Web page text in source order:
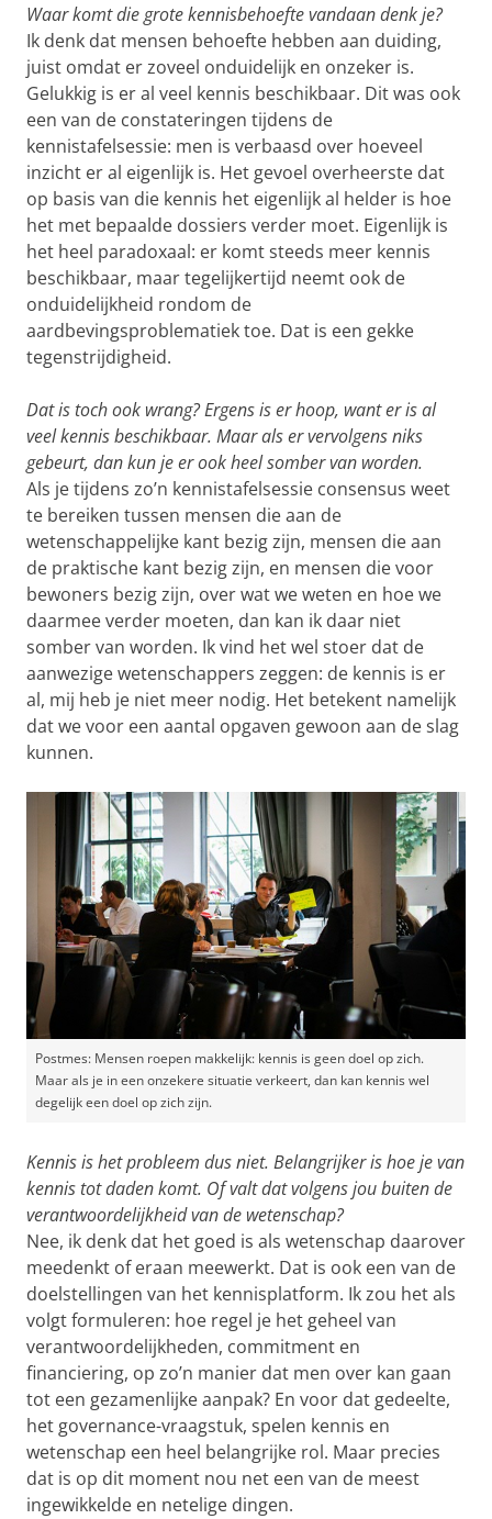
Waar komt die grote kennisbehoefte vandaan denk je?
Ik denk dat mensen behoefte hebben aan duiding,
juist omdat er zoveel onduidelijk en onzeker is.
Gelukkig is er al veel kennis beschikbaar. Dit was ook
een van de constateringen tijdens de
kennistafelsessie: men is verbaasd over hoeveel
inzicht er al eigenlijk is. Het gevoel overheerste dat
op basis van die kennis het eigenlijk al helder is hoe
het met bepaalde dossiers verder moet. Eigenlijk is
het heel paradoxaal: er komt steeds meer kennis
beschikbaar, maar tegelijkertijd neemt ook de
onduidelijkheid rondom de
aardbevingsproblematiek toe. Dat is een gekke
tegenstrijdigheid.
Dat is toch ook wrang? Ergens is er hoop, want er is al
veel kennis beschikbaar. Maar als er vervolgens niks
gebeurt, dan kun je er ook heel somber van worden.
Als je tijdens zo’n kennistafelsessie consensus weet
te bereiken tussen mensen die aan de
wetenschappelijke kant bezig zijn, mensen die aan
de praktische kant bezig zijn, en mensen die voor
bewoners bezig zijn, over wat we weten en hoe we
daarmee verder moeten, dan kan ik daar niet
somber van worden. Ik vind het wel stoer dat de
aanwezige wetenschappers zeggen: de kennis is er
al, mij heb je niet meer nodig. Het betekent namelijk
dat we voor een aantal opgaven gewoon aan de slag
kunnen.
Postmes: Mensen roepen makkelijk: kennis is geen doel op zich.
Maar als je in een onzekere situatie verkeert, dan kan kennis wel
degelijk een doel op zich zijn.
Kennis is het probleem dus niet. Belangrijker is hoe je van
kennis tot daden komt. Of valt dat volgens jou buiten de
verantwoordelijkheid van de wetenschap?
Nee, ik denk dat het goed is als wetenschap daarover
meedenkt of eraan meewerkt. Dat is ook een van de
doelstellingen van het kennisplatform. Ik zou het als
volgt formuleren: hoe regel je het geheel van
verantwoordelijkheden, commitment en
financiering, op zo’n manier dat men over kan gaan
tot een gezamenlijke aanpak? En voor dat gedeelte,
het governance-vraagstuk, spelen kennis en
wetenschap een heel belangrijke rol. Maar precies
dat is op dit moment nou net een van de meest
ingewikkelde en netelige dingen.